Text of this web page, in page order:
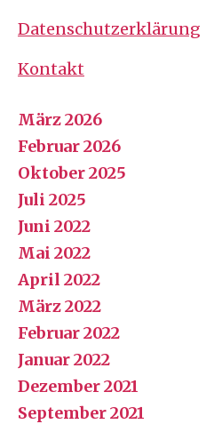
Datenschutzerklärung
Kontakt
März 2026
Februar 2026
Oktober 2025
Juli 2025
Juni 2022
Mai 2022
April 2022
März 2022
Februar 2022
Januar 2022
Dezember 2021
September 2021